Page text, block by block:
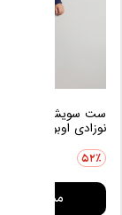
ست سویشرت و
نوزادی اوبوکو مدل
52٪
مشاهده